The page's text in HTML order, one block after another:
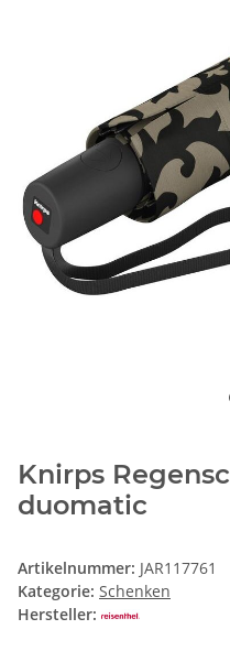
Knirps
duomatic
Artikelnummer: JAR117761
Kategorie: Schenken
Hersteller: